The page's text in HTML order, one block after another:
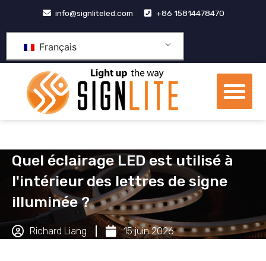
contenu
info@signliteled.com +86 15814478470
Français
Quel éclairage LED est utilisé à
l'intérieur des lettres de signe
illuminée ?
Richard Liang 15 juin 2026